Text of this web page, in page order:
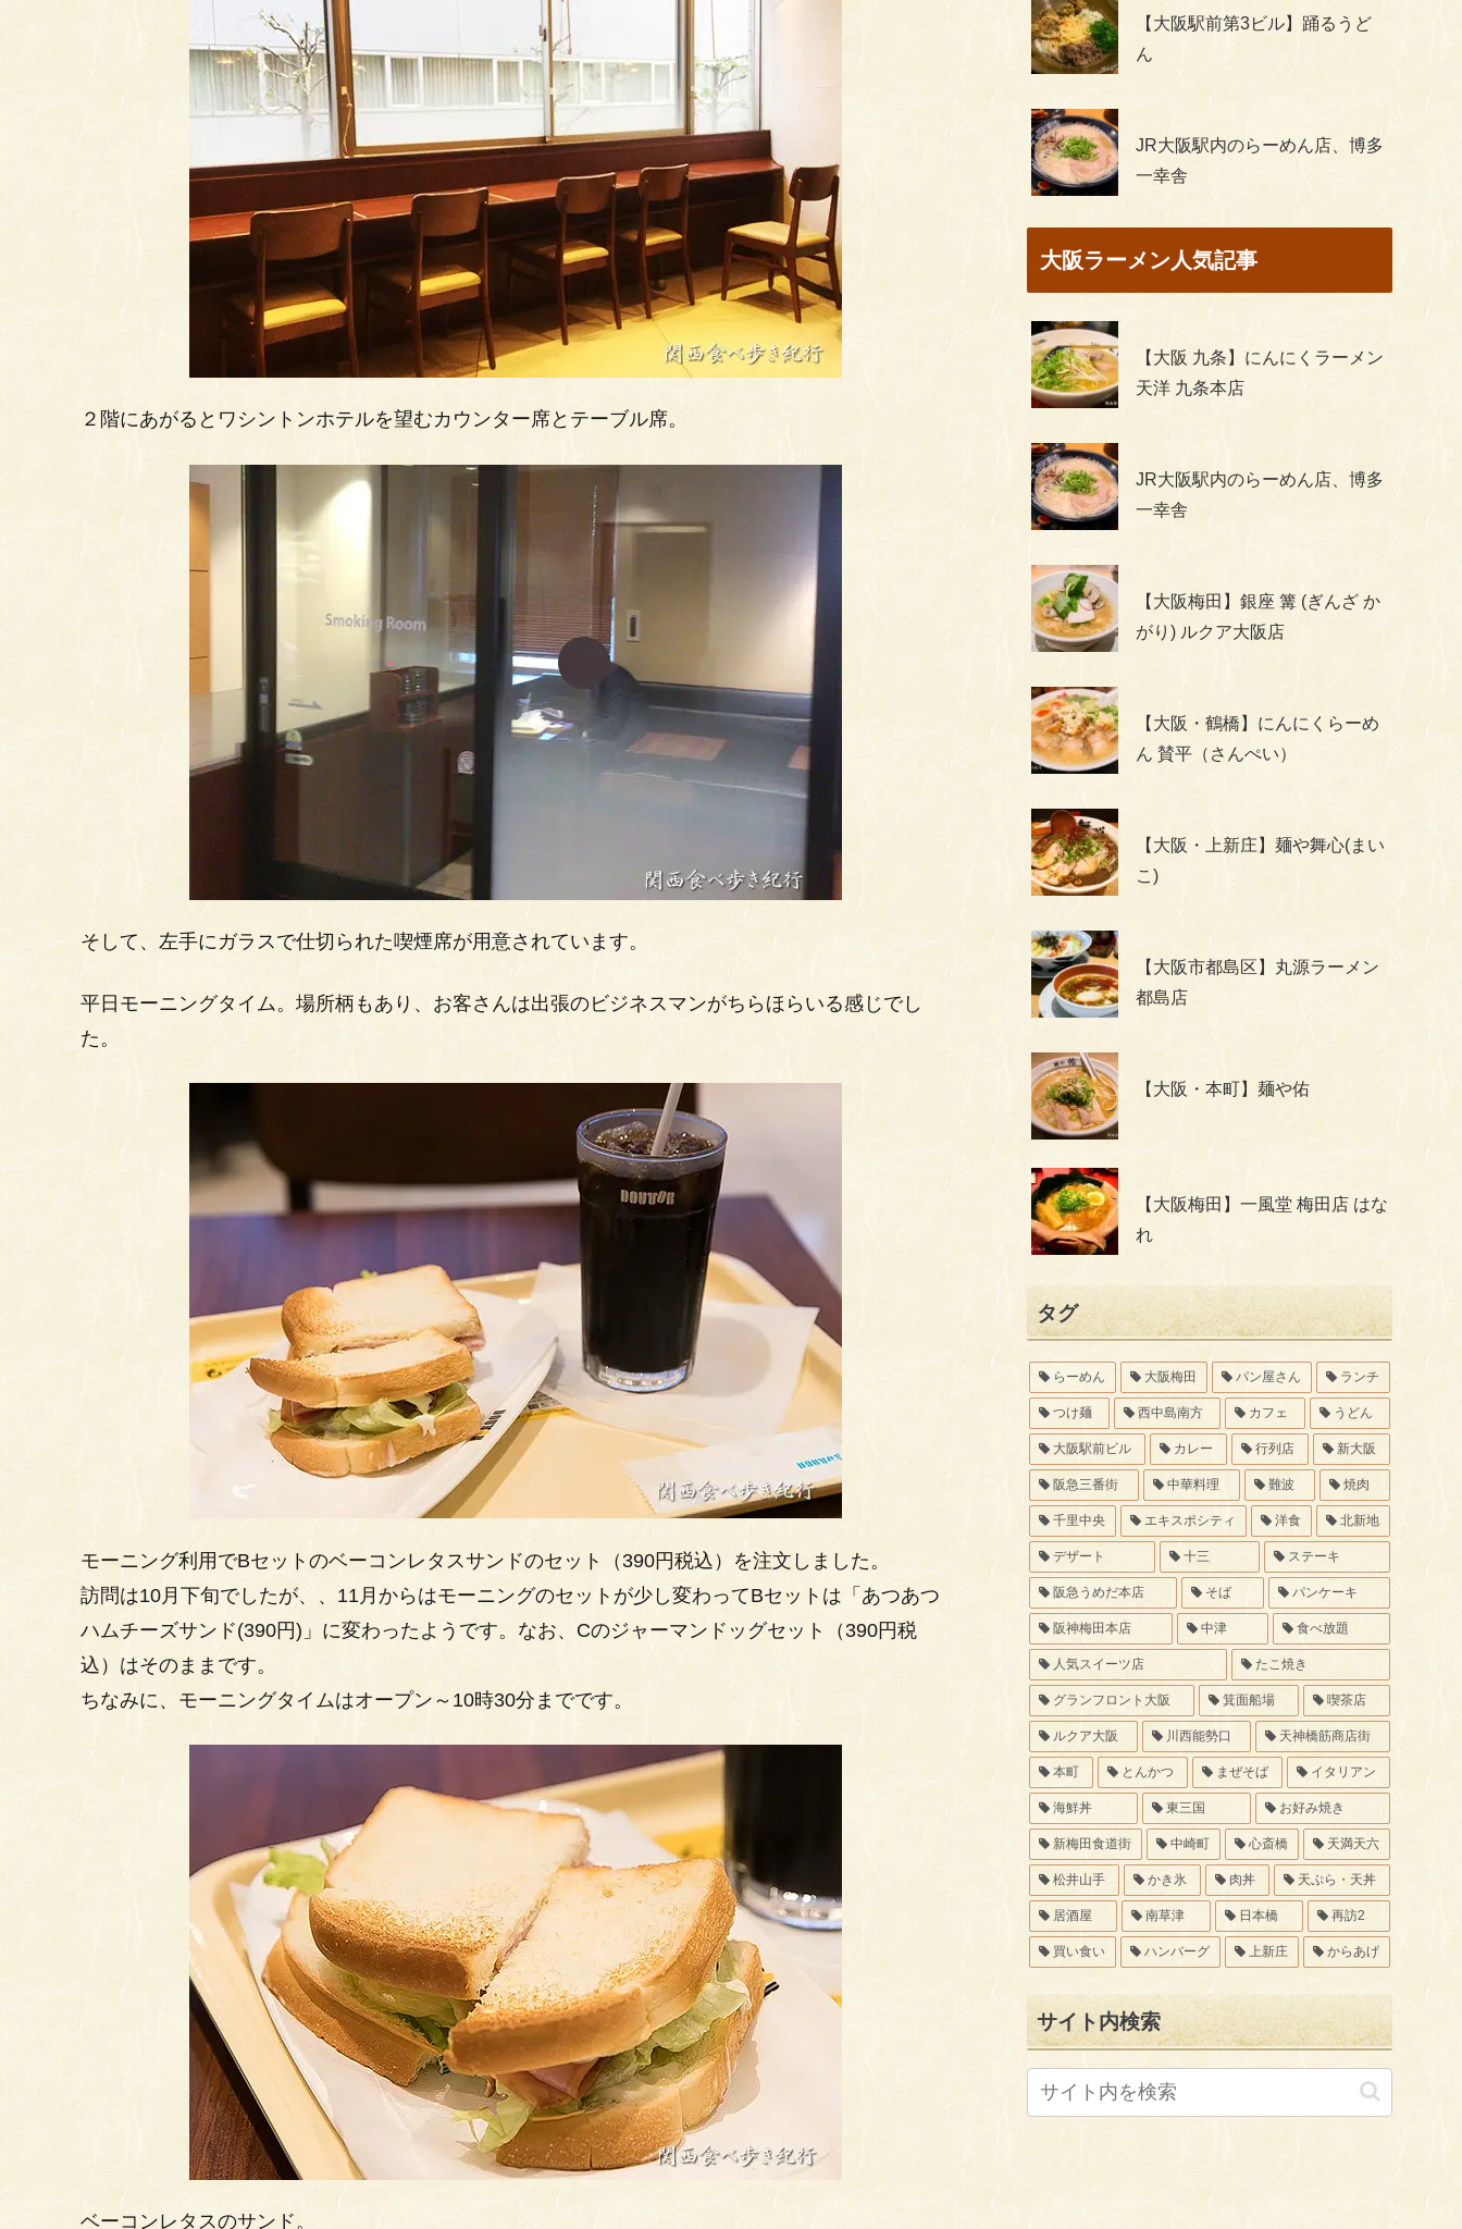
２階にあがるとワシントンホテルを望むカウンター席とテーブル席。
そして、左手にガラスで仕切られた喫煙席が用意されています。
平日モーニングタイム。場所柄もあり、お客さんは出張のビジネスマンがちらほらいる感じでし
た。
モーニング利用でBセットのベーコンレタスサンドのセット（390円税込）を注文しました。
訪問は10月下旬でしたが、、11月からはモーニングのセットが少し変わってBセットは「あつあつ
ハムチーズサンド(390円)」に変わったようです。なお、Cのジャーマンドッグセット（390円税
込）はそのままです。
ちなみに、モーニングタイムはオープン～10時30分までです。
ベーコンレタスのサンド。
【大阪駅前第3ビル】踊るうど
ん
JR大阪駅内のらーめん店、博多
一幸舎
大阪ラーメン人気記事
【大阪 九条】にんにくラーメン
天洋 九条本店
JR大阪駅内のらーめん店、博多
一幸舎
【大阪梅田】銀座 篝 (ぎんざ か
がり) ルクア大阪店
【大阪・鶴橋】にんにくらーめ
ん 賛平（さんぺい）
【大阪・上新庄】麺や舞心(まい
こ)
【大阪市都島区】丸源ラーメン
都島店
【大阪・本町】麺や佑
【大阪梅田】一風堂 梅田店 はな
れ
タグ
らーめん 大阪梅田 パン屋さん ランチ
つけ麺 西中島南方 カフェ うどん
大阪駅前ビル カレー 行列店 新大阪
阪急三番街 中華料理 難波 焼肉
千里中央 エキスポシティ 洋食 北新地
デザート 十三 ステーキ
阪急うめだ本店 そば パンケーキ
阪神梅田本店 中津 食べ放題
人気スイーツ店 たこ焼き
グランフロント大阪 箕面船場 喫茶店
ルクア大阪 川西能勢口 天神橋筋商店街
本町 とんかつ まぜそば イタリアン
海鮮丼 東三国 お好み焼き
新梅田食道街 中崎町 心斎橋 天満天六
松井山手 かき氷 肉丼 天ぷら・天丼
居酒屋 南草津 日本橋 再訪2
買い食い ハンバーグ 上新庄 からあげ
サイト内検索